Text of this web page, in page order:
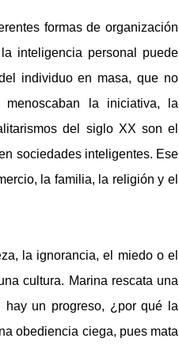
formas de organización
inteligencia personal puede
individuo en masa, que no
la iniciativa, la
del siglo XX son el
sociedades inteligentes. Ese
la familia, la religión y el
la ignorancia, el miedo o el
cultura. Marina rescata una
un progreso, ¿por qué la
obediencia ciega, pues mata